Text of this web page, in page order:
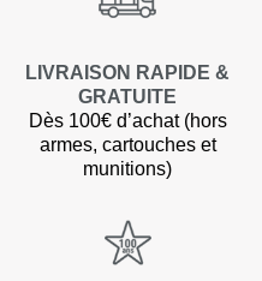
LIVRAISON RAPIDE &
GRATUITE
Dès 100€ d’achat (hors
armes, cartouches et
munitions)